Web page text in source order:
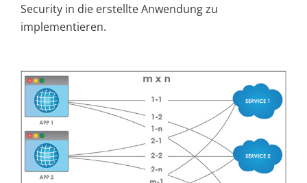
Security in die erstellte Anwendung zu
implementieren.